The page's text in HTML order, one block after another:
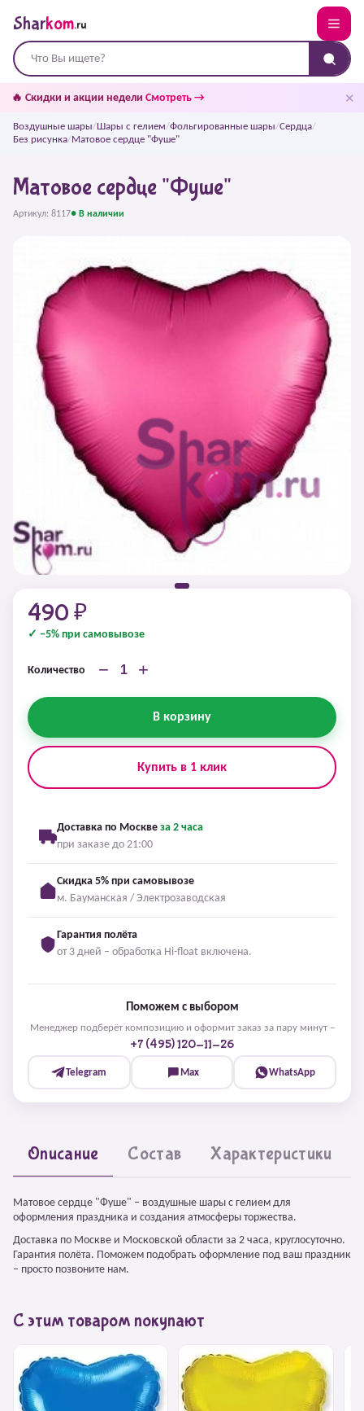
Sharkom.ru
🔥 Скидки и акции недели Смотреть → ✕
Воздушные шары/Шары с гелием/Фольгированные шары/Сердца/
Без рисунка/Матовое сердце "Фуше"
Матовое сердце "Фуше"
Артикул: 8117● В наличии
490 ₽
✓ −5% при самовывозе
Количество − +
В корзину
Купить в 1 клик
Доставка по Москве за 2 часа
при заказе до 21:00
Скидка 5% при самовывозе
м. Бауманская / Электрозаводская
Гарантия полёта
от 3 дней – обработка Hi-float включена.
Поможем с выбором
Менеджер подберёт композицию и оформит заказ за пару минут –
+7 (495) 120-11-26
Telegram Max WhatsApp
Описание Состав Характеристики
Матовое сердце "Фуше" – воздушные шары с гелием для
оформления праздника и создания атмосферы торжества.
Доставка по Москве и Московской области за 2 часа, круглосуточно.
Гарантия полёта. Поможем подобрать оформление под ваш праздник
– просто позвоните нам.
С этим товаром покупают